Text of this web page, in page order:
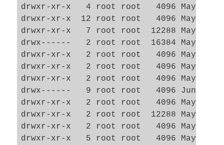
drwxr-xr-x   4 root root   4096 May 15
drwxr-xr-x  12 root root   4096 May 14
drwxr-xr-x   7 root root  12288 May 14
drwx------   2 root root  16384 May 14
drwxr-xr-x   2 root root   4096 May 10
drwxr-xr-x   2 root root   4096 May 10
drwxr-xr-x   2 root root   4096 May 14
drwx------   9 root root   4096 Jun 12
drwxr-xr-x   2 root root   4096 May 14
drwxr-xr-x   2 root root  12288 May 14
drwxr-xr-x   2 root root   4096 May 10
drwxr-xr-x   5 root root   4096 May 14